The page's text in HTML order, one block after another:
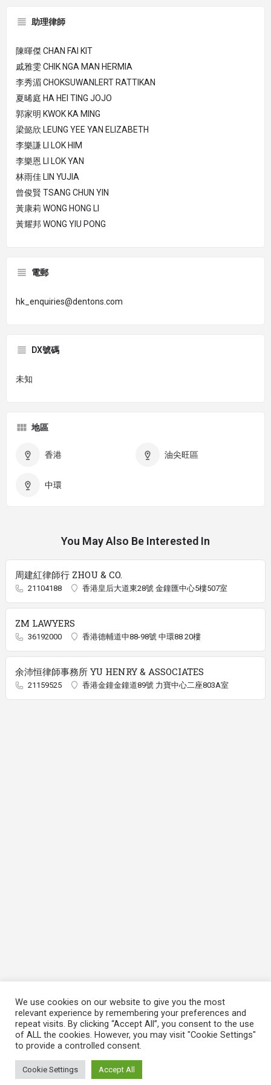
助理律師
陳暉傑 CHAN FAI KIT
戚雅雯 CHIK NGA MAN HERMIA
李秀湄 CHOKSUWANLERT RATTIKAN
夏晞庭 HA HEI TING JOJO
郭家明 KWOK KA MING
梁懿欣 LEUNG YEE YAN ELIZABETH
李樂謙 LI LOK HIM
李樂恩 LI LOK YAN
林雨佳 LIN YUJIA
曾俊賢 TSANG CHUN YIN
黃康莉 WONG HONG LI
黃耀邦 WONG YIU PONG
電郵
hk_enquiries@dentons.com
DX號碼
未知
地區
香港 油尖旺區
中環
You May Also Be Interested In
周建紅律師行 ZHOU & CO.
21104188 香港皇后大道東28號 金鐘匯中心5樓507室
ZM LAWYERS
36192000 香港德輔道中88-98號 中環88 20樓
余沛恒律師事務所 YU HENRY & ASSOCIATES
21159525 香港金鐘金鐘道89號 力寶中心二座803A室
We use cookies on our website to give you the most
relevant experience by remembering your preferences and
repeat visits. By clicking “Accept All”, you consent to the use
of ALL the cookies. However, you may visit "Cookie Settings"
to provide a controlled consent.
Cookie Settings Accept All